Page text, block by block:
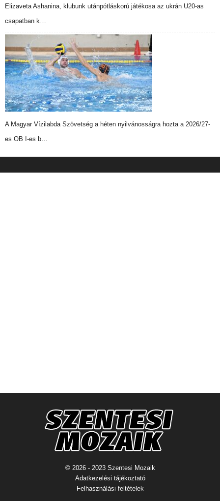
Elizaveta Ashanina, klubunk utánpótláskorú játékosa az ukrán U20-as
csapatban k…
A Magyar Vízilabda Szövetség a héten nyilvánosságra hozta a 2026/27-
es OB I-es b…
© 2026 - 2023 Szentesi Mozaik
Adatkezelési tájékoztató
Felhasználási feltételek